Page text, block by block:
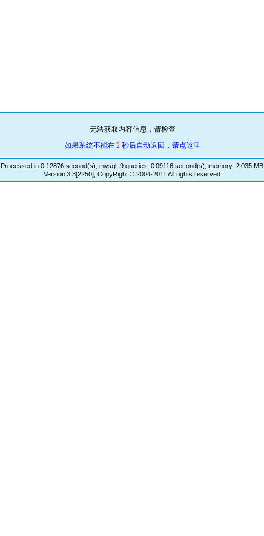
无法获取内容信息，请检查
如果系统不能在 2 秒后自动返回，请点这里
Processed in 0.12876 second(s), mysql: 9 queries, 0.09116 second(s), memory: 2.035 MB.
Version:3.3[2250], CopyRight © 2004-2011 All rights reserved.